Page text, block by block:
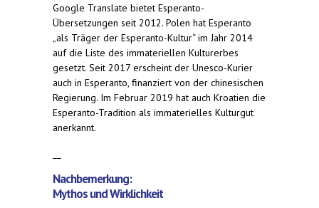
Google Translate bietet Esperanto-
Übersetzungen seit 2012. Polen hat Esperanto
„als Träger der Esperanto-Kultur“ im Jahr 2014
auf die Liste des immateriellen Kulturerbes
gesetzt. Seit 2017 erscheint der Unesco-Kurier
auch in Esperanto, finanziert von der chinesischen
Regierung. Im Februar 2019 hat auch Kroatien die
Esperanto-Tradition als immaterielles Kulturgut
anerkannt.
Nachbemerkung:
Mythos und Wirklichkeit